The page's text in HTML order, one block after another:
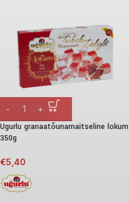
Ugurlu granaatõunamaitseline lokum
350g
€5,40